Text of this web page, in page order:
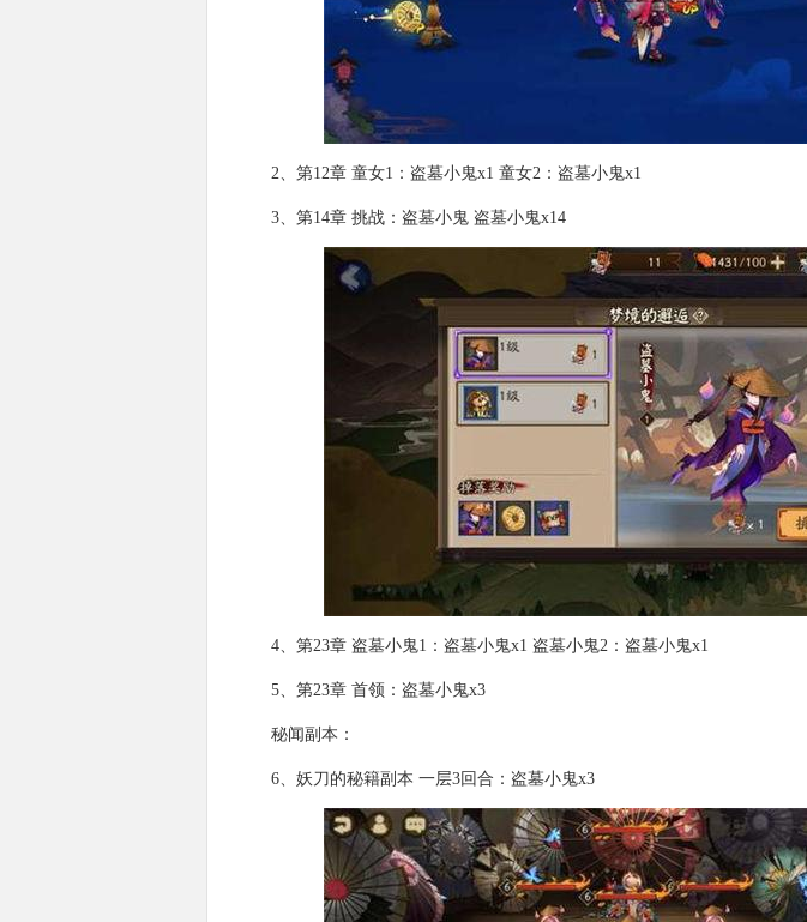
2、第12章 童女1：盗墓小鬼x1 童女2：盗墓小鬼x1
3、第14章 挑战：盗墓小鬼 盗墓小鬼x14
4、第23章 盗墓小鬼1：盗墓小鬼x1 盗墓小鬼2：盗墓小鬼x1
5、第23章 首领：盗墓小鬼x3
秘闻副本：
6、妖刀的秘籍副本 一层3回合：盗墓小鬼x3